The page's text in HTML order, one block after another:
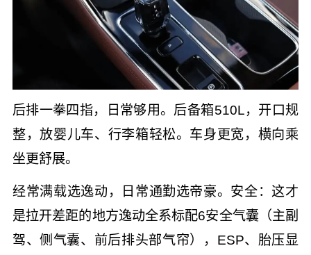
后排一拳四指，日常够用。后备箱510L，开口规
整，放婴儿车、行李箱轻松。车身更宽，横向乘
坐更舒展。
经常满载选逸动，日常通勤选帝豪。安全：这才
是拉开差距的地方逸动全系标配6安全气囊（主副
驾、侧气囊、前后排头部气帘），ESP、胎压显